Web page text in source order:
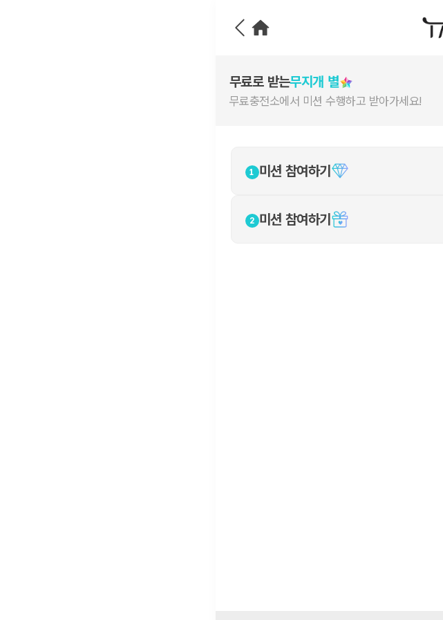
무료로 받는무지개 별
무료충전소에서 미션 수행하고 받아가세요!
1 미션 참여하기
2 미션 참여하기